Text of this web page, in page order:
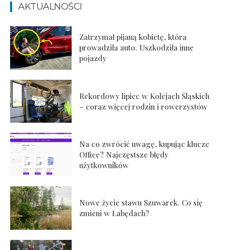
AKTUALNOŚCI
Zatrzymał pijaną kobietę, która
prowadziła auto. Uszkodziła inne
pojazdy
Rekordowy lipiec w Kolejach Śląskich
– coraz więcej rodzin i rowerzystów
Na co zwrócić uwagę, kupując klucze
Office? Najczęstsze błędy
użytkowników
Nowe życie stawu Szuwarek. Co się
zmieni w Łabędach?